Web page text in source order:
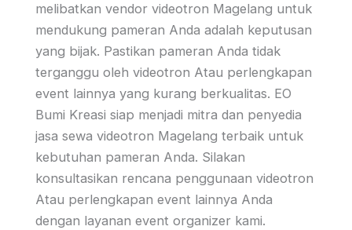
melibatkan vendor videotron Magelang untuk
mendukung pameran Anda adalah keputusan
yang bijak. Pastikan pameran Anda tidak
terganggu oleh videotron Atau perlengkapan
event lainnya yang kurang berkualitas. EO
Bumi Kreasi siap menjadi mitra dan penyedia
jasa sewa videotron Magelang terbaik untuk
kebutuhan pameran Anda. Silakan
konsultasikan rencana penggunaan videotron
Atau perlengkapan event lainnya Anda
dengan layanan event organizer kami.